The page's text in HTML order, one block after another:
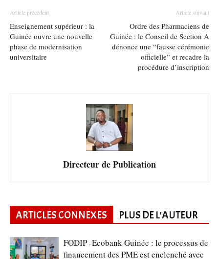
Article précédent
Enseignement supérieur : la
Guinée ouvre une nouvelle
phase de modernisation
universitaire
Article suivant
Ordre des Pharmaciens de
Guinée : le Conseil de Section A
dénonce une “fausse cérémonie
officielle” et recadre la
procédure d’inscription
Directeur de Publication
ARTICLES CONNEXES PLUS DE L'AUTEUR
FODIP -Ecobank Guinée : le processus de
financement des PME est enclenché avec